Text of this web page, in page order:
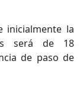
inicialmente la
será de 18
de paso de